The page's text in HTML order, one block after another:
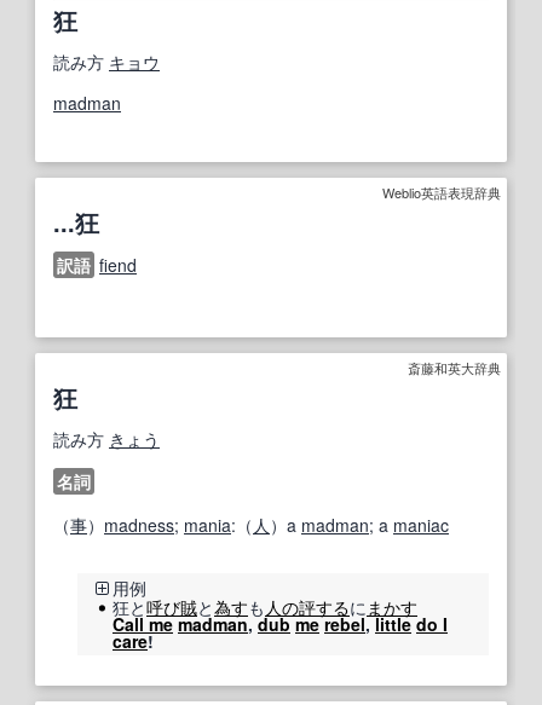
狂
読み方 キョウ
madman
Weblio英語表現辞典
...狂
訳語 fiend
斎藤和英大辞典
狂
読み方 きょう
名詞
（事） madness; mania:（ 人 ）a madman; a maniac
用例
狂と呼び賊と為すも 人の評するにまかす
Call me madman,dub me rebel,little do I
care!